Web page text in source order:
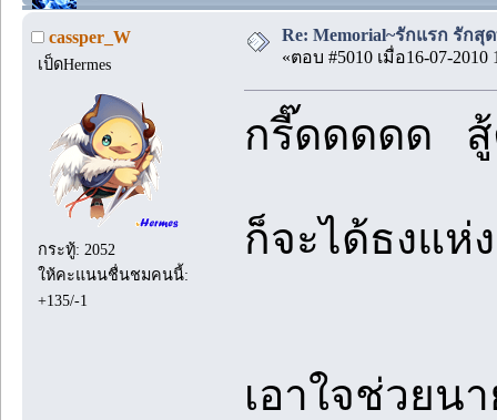
cassper_W
เป็ดHermes
กระทู้: 2052
ให้คะแนนชื่นชมคนนี้:
+135/-1
Re: Memorial~รักแรก รักสุ
«ตอบ #5010 เมื่อ16-07-2010
กรี๊ดดดดด สู้
ก็จะได้ธงแห่
เอาใจช่วยน